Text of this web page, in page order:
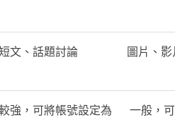
文、話題討論 圖片、影
強，可將帳號設定為
一般，